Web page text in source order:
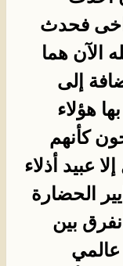
فحدث
الآن هما
إلى
هؤلاء
كأنهم
عبيد أذلاء
الحضارة
نفرق بين
عالمي